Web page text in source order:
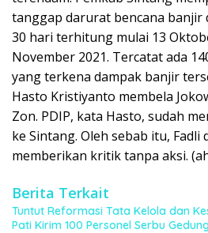
tanggap darurat bencana banjir
30 hari terhitung mulai 13
November 2021. Tercatat ada
yang terkena dampak banjir
Hasto Kristiyanto membela
Zon. PDIP, kata Hasto, sudah
ke Sintang. Oleh sebab itu, Fadli
memberikan kritik tanpa aksi.
Berita Terkait
Tuntut Reformasi Tata Kelola dan
Pati Kirim 100 Personel Serbu Gedung